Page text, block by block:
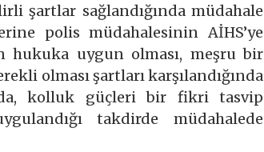
şartlar sağlandığında müdahale
polis müdahalesinin AİHS’ye
uygun olması, meşru bir
olması şartları karşılandığında
kolluk güçleri bir fikri tasvip
takdirde müdahalede